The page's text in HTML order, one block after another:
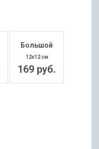
Большой
12x12 см
169 руб.